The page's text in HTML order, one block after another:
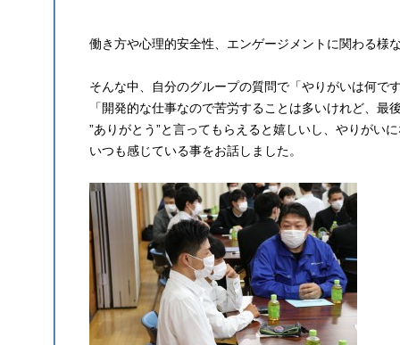
働き方や心理的安全性、エンゲージメントに関わる様
そんな中、自分のグループの質問で「やりがいは何で
「開発的な仕事なので苦労することは多いけれど、最
”ありがとう”と言ってもらえると嬉しいし、やりがい
いつも感じている事をお話しました。